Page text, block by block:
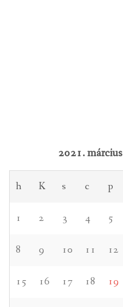
2021. március
h K s c p
1 2 3 4 5
8 9 10 11 12
15 16 17 18 19